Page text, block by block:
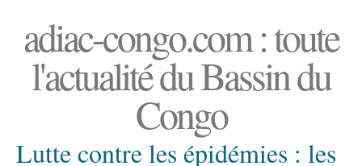
adiac-congo.com : toute
l'actualité du Bassin du
Congo
Lutte contre les épidémies : les